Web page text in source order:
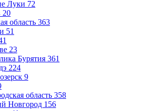
Луки 72
20
область 363
51
23
Бурятия 361
224
9
область 358
Новгород 156